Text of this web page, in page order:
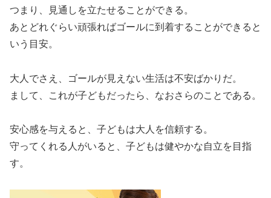
つまり、見通しを立たせることができる。
あとどれぐらい頑張ればゴールに到着することができると
いう目安。
大人でさえ、ゴールが見えない生活は不安ばかりだ。
まして、これが子どもだったら、なおさらのことである。
安心感を与えると、子どもは大人を信頼する。
守ってくれる人がいると、子どもは健やかな自立を目指
す。